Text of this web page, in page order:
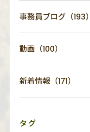
事務員ブログ（193）
動画（100）
新着情報（171）
タグ